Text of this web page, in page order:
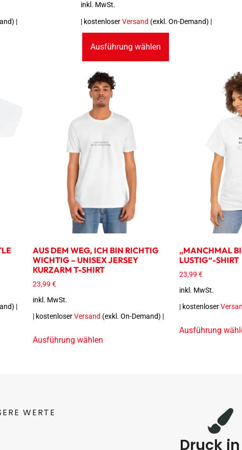
|
inkl. MwSt.
| kostenloserVersand (exkl. On-Demand) |
Ausführung wählen
|
AUS DEM WEG, ICH BIN RICHTIG
WICHTIG – UNISEX JERSEY
KURZARM T-SHIRT
23,99 €
inkl. MwSt.
| kostenloserVersand (exkl. On-Demand) |
Ausführung wählen
„MANCHMAL
LUSTIG“-SHIRT
23,99 €
inkl. MwSt.
| kostenloser
Ausführung
WERTE
Druck in